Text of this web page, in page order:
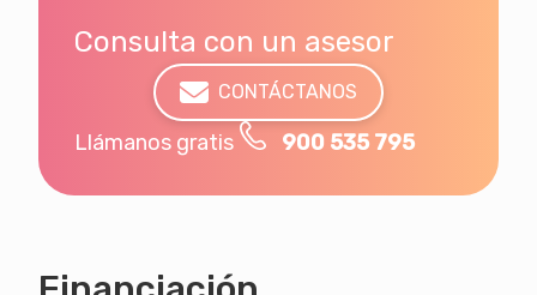
Consulta con un asesor
CONTÁCTANOS
Llámanos gratis 900 535 795